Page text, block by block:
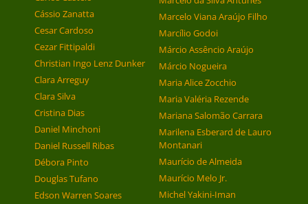
Cássio Zanatta
Cesar Cardoso
Cezar Fittipaldi
Christian Ingo Lenz Dunker
Clara Arreguy
Clara Silva
Cristina Dias
Daniel Minchoni
Daniel Russell Ribas
Débora Pinto
Douglas Tufano
Edson Warren Soares
Marcelo Viana Araújo Filho
Marcílio Godoi
Márcio Assêncio Araújo
Márcio Nogueira
Maria Alice Zocchio
Maria Valéria Rezende
Mariana Salomão Carrara
Marilena Esberard de Lauro
Montanari
Maurício de Almeida
Maurício Melo Jr.
Michel Yakini-Iman